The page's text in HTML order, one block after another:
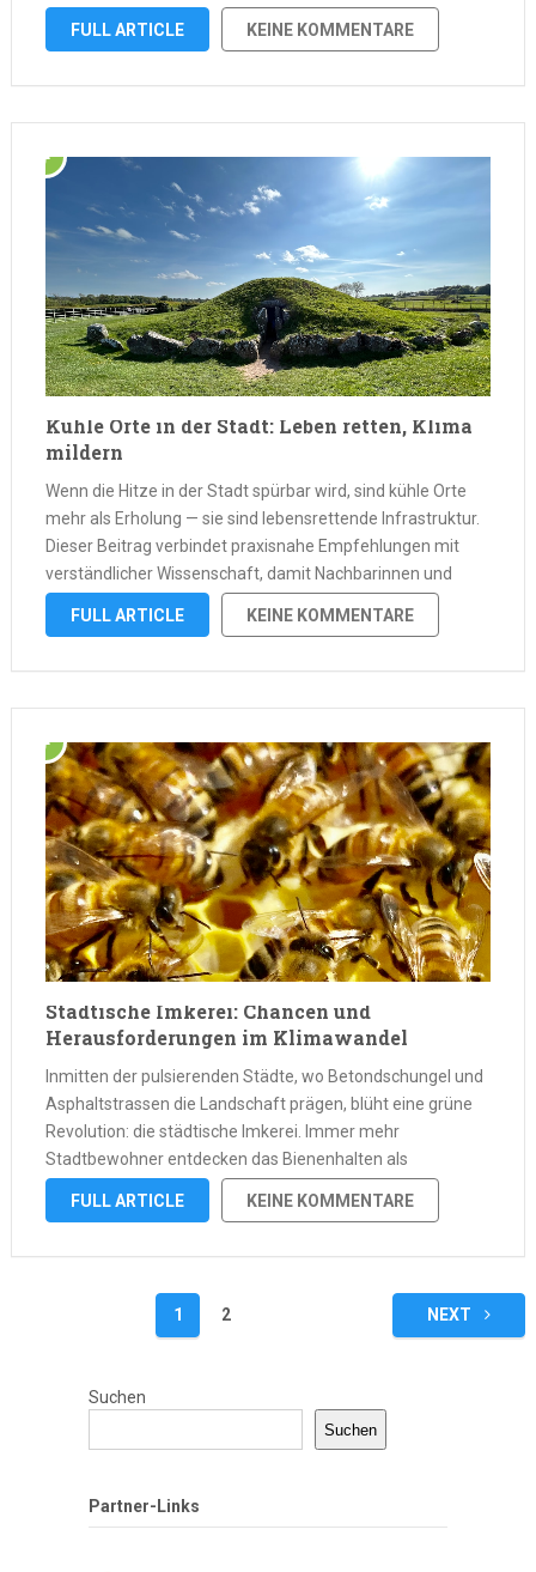
Fahrten und volle Eiscafés unter Ansturm – es geht um viel
mehr: Die Gesundheit der …
FULL ARTICLE KEINE KOMMENTARE
Kühle Orte in der Stadt: Leben retten, Klima
mildern
Wenn die Hitze in der Stadt spürbar wird, sind kühle Orte
mehr als Erholung — sie sind lebensrettende Infrastruktur.
Dieser Beitrag verbindet praxisnahe Empfehlungen mit
verständlicher Wissenschaft, damit Nachbarinnen und
Fachleute konkrete Schritte erkennen und umsetzen
können. Warum kühle Orte jetzt Priorität haben sollten Der
FULL ARTICLE KEINE KOMMENTARE
Städtische Imkerei: Chancen und
Herausforderungen im Klimawandel
Inmitten der pulsierenden Städte, wo Betondschungel und
Asphaltstrassen die Landschaft prägen, blüht eine grüne
Revolution: die städtische Imkerei. Immer mehr
Stadtbewohner entdecken das Bienenhalten als
aufregende Möglichkeit, ihre Umwelt aktiv mitzugestalten.
Doch es geht nicht nur um den süßen Honig oder das
FULL ARTICLE KEINE KOMMENTARE
Seitennummerierung
Beiträge
1 2 NEXT
Suchen
Suchen
Partner-Links